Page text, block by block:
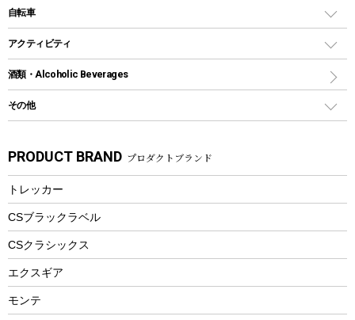
グランドシート
ガイドロープ
ツール
焚き火台&ストーブ
火起こし
バーベキューツール
クッキングツール
ナイフ
カトラリー
マグカップ、カップ
ステンレスボトル
フードボトル
トレー
ランチョンマット
ランチボックス
ディズニーボトル
保冷剤
リュック、バックパック
トートバッグ、サコッシュ
ショッピングキャリー
その他アウトドア雑貨
スプレー関係
ツール、他
インフレータブル
カヤック
パドル
ヘルメット
エアーポンプ
アクセサリー
自転車
折りたたみ自転車
スポーツサイクル
シティサイクル
自転車ウェア
アクティビティ
マリン
ラッシュガード
パラソル
フローティングベスト
ヘルメット
エアーポンプ
ビーチテント
ウィンター
酒類・Alcoholic Beverages
その他
湯たんぽ
防災用品
PRODUCT BRAND プロダクトブランド
トレッカー
CSブラックラベル
CSクラシックス
エクスギア
モンテ